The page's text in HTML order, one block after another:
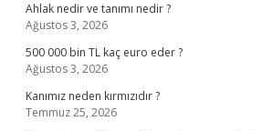
Ahlak nedir ve tanımı nedir ?
Ağustos 3, 2026
500 000 bin TL kaç euro eder ?
Ağustos 3, 2026
Kanımız neden kırmızıdır ?
Temmuz 25, 2026